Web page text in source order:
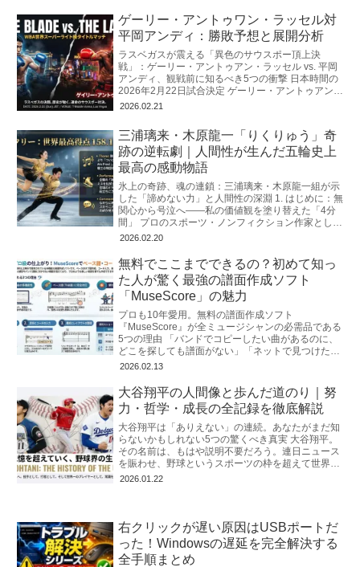
ゲーリー・アントゥワン・ラッセル対
平岡アンディ：勝敗予想と展開分析
ラスベガスが震える「異色のサウスポー頂上決
戦」：ゲーリー・アントゥアン・ラッセル vs. 平岡
アンディ、観戦前に知るべき5つの衝撃 日本時間の
2026年2月22日試合決定 ゲーリー・アントゥアン・
ラッセルVS平岡アンディ
2026.02.21
三浦璃来・木原龍一「りくりゅう」奇
跡の逆転劇｜人間性が生んだ五輪史上
最高の感動物語
氷上の奇跡、魂の連鎖：三浦璃来・木原龍一組が示
した「諦めない力」と人間性の深淵 1. はじめに：無
関心から号泣へ――私の価値観を塗り替えた「4分
間」 プロのスポーツ・ノンフィクション作家とし
て、私はこれまで幾多の「奇跡」
2026.02.20
無料でここまでできるの？初めて知っ
た人が驚く最強の譜面作成ソフト
「MuseScore」の魅力
プロも10年愛用。無料の譜面作成ソフト
『MuseScore』が全ミュージシャンの必需品である
5つの理由 「バンドでコピーしたい曲があるのに、
どこを探しても譜面がない」「ネットで見つけたコ
ード譜が簡素すぎて、リズムや構成が
2026.02.13
大谷翔平の人間像と歩んだ道のり｜努
力・哲学・成長の全記録を徹底解説
大谷翔平は「ありえない」の連続。あなたがまだ知
らないかもしれない5つの驚くべき真実 大谷翔平。
その名前は、もはや説明不要だろう。連日ニュース
を賑わせ、野球というスポーツの枠を超えて世界中
を熱狂させるスーパスター。私たちは
2026.01.22
右クリックが遅い原因はUSBポートだ
った！Windowsの遅延を完全解決する
全手順まとめ